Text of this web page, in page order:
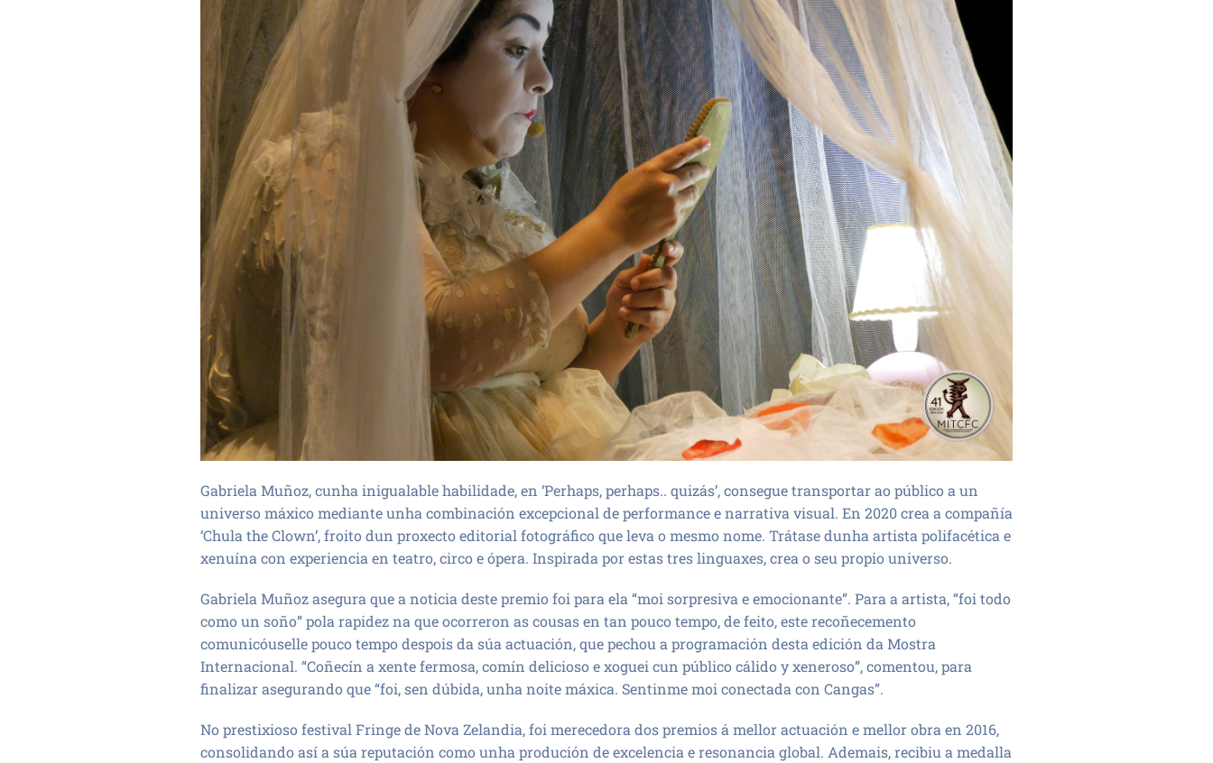
Gabriela Muñoz, cunha inigualable habilidade, en ‘Perhaps, perhaps.. quizás’, consegue transportar ao público a un
universo máxico mediante unha combinación excepcional de performance e narrativa visual. En 2020 crea a compañía
‘Chula the Clown’, froito dun proxecto editorial fotográfico que leva o mesmo nome. Trátase dunha artista polifacética e
xenuína con experiencia en teatro, circo e ópera. Inspirada por estas tres linguaxes, crea o seu propio universo.
Gabriela Muñoz asegura que a noticia deste premio foi para ela “moi sorpresiva e emocionante”. Para a artista, “foi todo
como un soño” pola rapidez na que ocorreron as cousas en tan pouco tempo, de feito, este recoñecemento
comunicóuselle pouco tempo despois da súa actuación, que pechou a programación desta edición da Mostra
Internacional. “Coñecín a xente fermosa, comín delicioso e xoguei cun público cálido y xeneroso”, comentou, para
finalizar asegurando que “foi, sen dúbida, unha noite máxica. Sentinme moi conectada con Cangas”.
No prestixioso festival Fringe de Nova Zelandia, foi merecedora dos premios á mellor actuación e mellor obra en 2016,
consolidando así a súa reputación como unha produción de excelencia e resonancia global. Ademais, recibiu a medalla